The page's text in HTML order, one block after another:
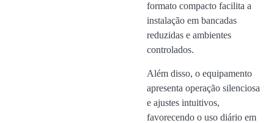
formato compacto facilita a
instalação em bancadas
reduzidas e ambientes
controlados.
Além disso, o equipamento
apresenta operação silenciosa
e ajustes intuitivos,
favorecendo o uso diário em